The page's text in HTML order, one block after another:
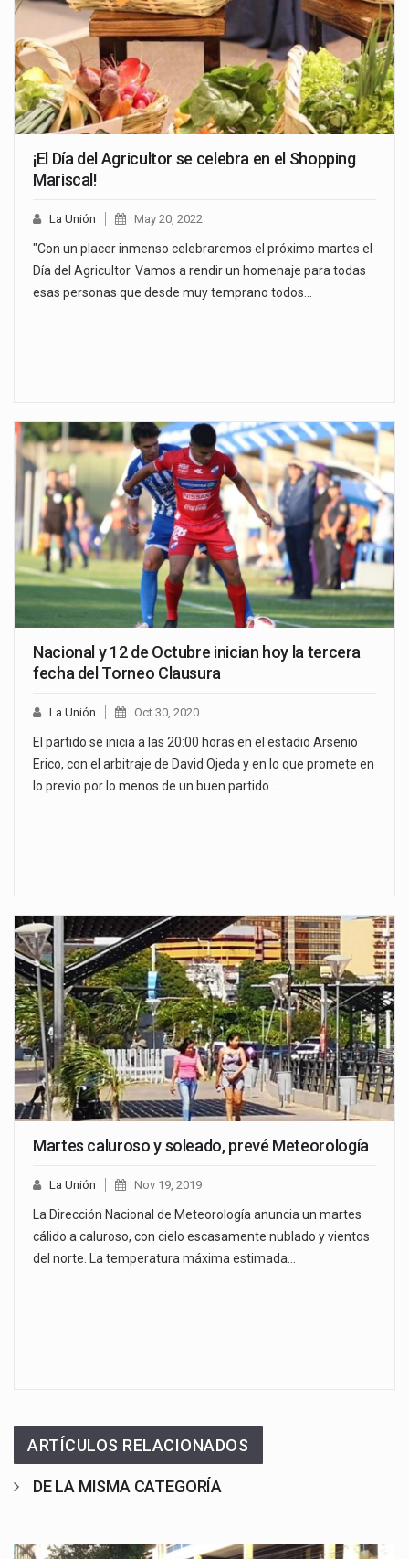
¡El Día del Agricultor se celebra en el Shopping
Mariscal!
La Unión May 20, 2022
"Con un placer inmenso celebraremos el próximo martes el
Día del Agricultor. Vamos a rendir un homenaje para todas
esas personas que desde muy temprano todos…
Nacional y 12 de Octubre inician hoy la tercera
fecha del Torneo Clausura
La Unión Oct 30, 2020
El partido se inicia a las 20:00 horas en el estadio Arsenio
Erico, con el arbitraje de David Ojeda y en lo que promete en
lo previo por lo menos de un buen partido.…
Martes caluroso y soleado, prevé Meteorología
La Unión Nov 19, 2019
La Dirección Nacional de Meteorología anuncia un martes
cálido a caluroso, con cielo escasamente nublado y vientos
del norte. La temperatura máxima estimada…
ARTÍCULOS RELACIONADOS
DE LA MISMA CATEGORÍA